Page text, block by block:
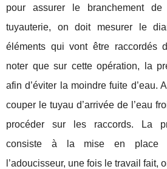
pour assurer le branchement de
tuyauterie, on doit mesurer le
éléments qui vont être raccordés
noter que sur cette opération, la
afin d’éviter la moindre fuite d’eau.
couper le tuyau d’arrivée de l’eau
procéder sur les raccords. La
consiste à la mise en place
l’adoucisseur, une fois le travail fait,